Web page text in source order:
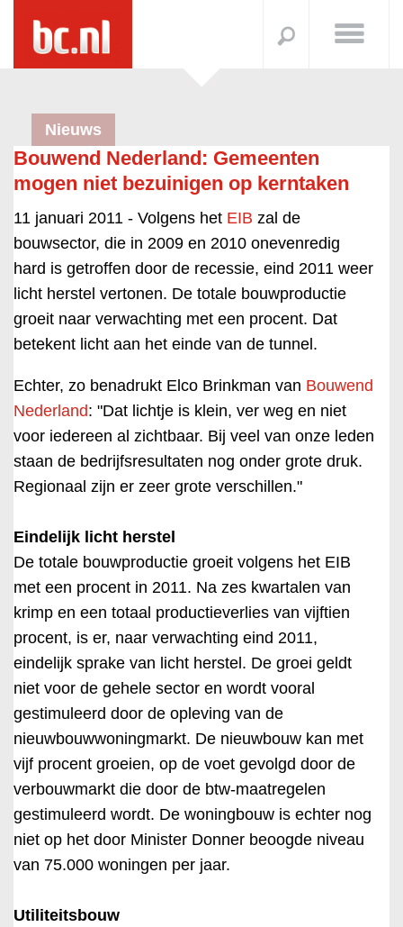
Nieuws
Bouwend Nederland: Gemeenten
mogen niet bezuinigen op kerntaken
11 januari 2011 - Volgens het EIB zal de
bouwsector, die in 2009 en 2010 onevenredig
hard is getroffen door de recessie, eind 2011 weer
licht herstel vertonen. De totale bouwproductie
groeit naar verwachting met een procent. Dat
betekent licht aan het einde van de tunnel.
Echter, zo benadrukt Elco Brinkman van Bouwend
Nederland: "Dat lichtje is klein, ver weg en niet
voor iedereen al zichtbaar. Bij veel van onze leden
staan de bedrijfsresultaten nog onder grote druk.
Regionaal zijn er zeer grote verschillen."
Eindelijk licht herstel
De totale bouwproductie groeit volgens het EIB
met een procent in 2011. Na zes kwartalen van
krimp en een totaal productieverlies van vijftien
procent, is er, naar verwachting eind 2011,
eindelijk sprake van licht herstel. De groei geldt
niet voor de gehele sector en wordt vooral
gestimuleerd door de opleving van de
nieuwbouwwoningmarkt. De nieuwbouw kan met
vijf procent groeien, op de voet gevolgd door de
verbouwmarkt die door de btw-maatregelen
gestimuleerd wordt. De woningbouw is echter nog
niet op het door Minister Donner beoogde niveau
van 75.000 woningen per jaar.
Utiliteitsbouw